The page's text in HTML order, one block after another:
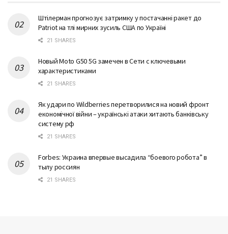
Штілерман прогнозує затримку у постачанні ракет до
Patriot на тлі мирних зусиль США по Україні
Новый Moto G50 5G замечен в Сети с ключевыми
характеристиками
Як удари по Wildberries перетворилися на новий фронт
економічної війни – українські атаки хитають банківську
систему рф
Forbes: Украина впервые высадила “боевого робота” в
тылу россиян